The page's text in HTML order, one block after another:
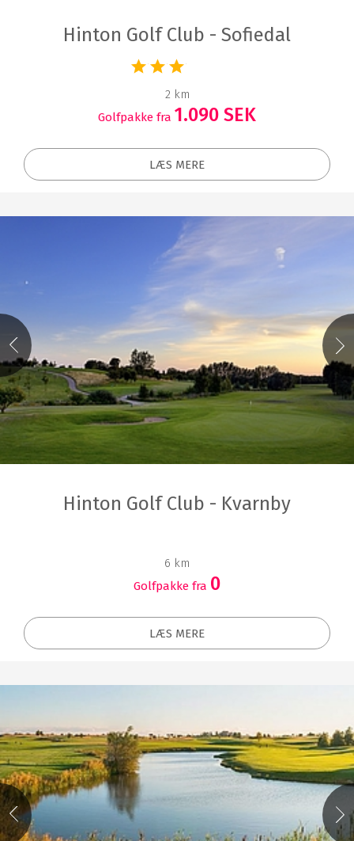
Hinton Golf Club - Sofiedal
2 km
Golfpakke fra 1.090 SEK
LÆS MERE
Hinton Golf Club - Kvarnby
6 km
Golfpakke fra 0
LÆS MERE